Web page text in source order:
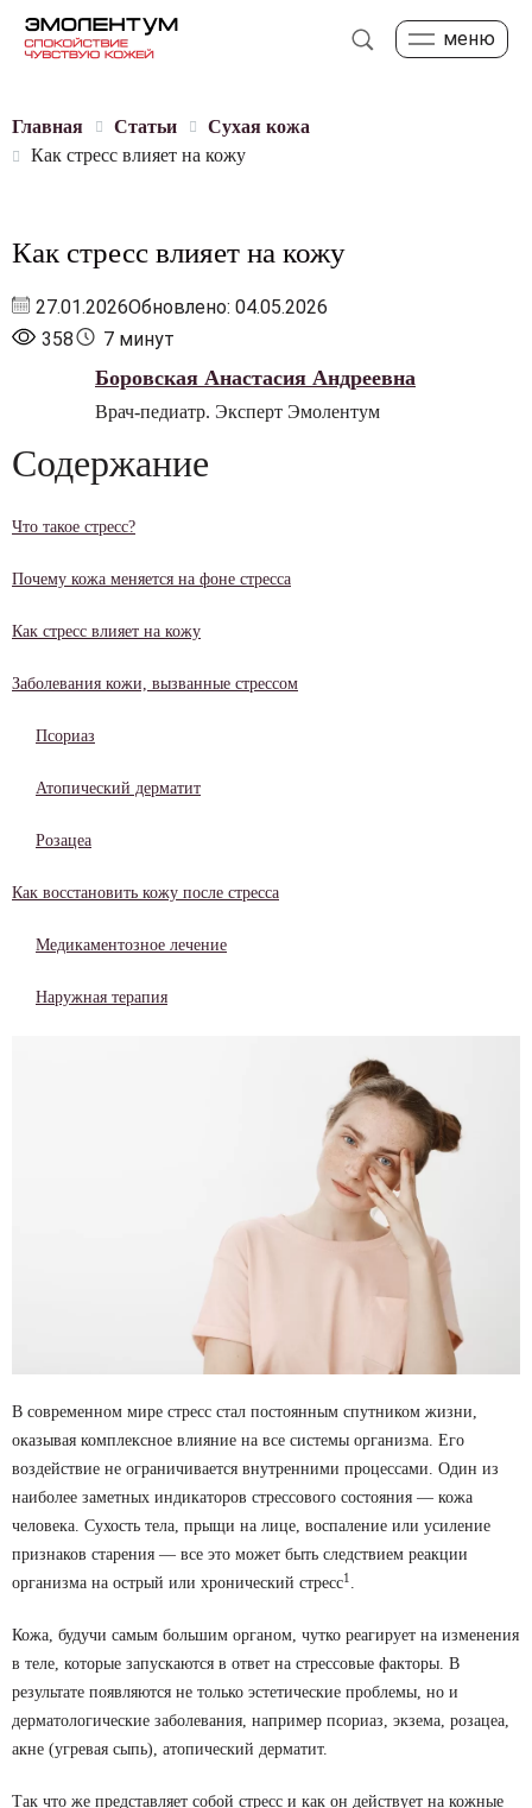
меню
Главная Статьи
Сухая кожа
Как стресс влияет на кожу
Как стресс влияет на кожу
27.01.2026Обновлено: 04.05.2026
358
7 минут
Боровская Анастасия Андреевна
Врач-педиатр. Эксперт Эмолентум
Содержание
Что такое стресс?
Почему кожа меняется на фоне стресса
Как стресс влияет на кожу
Заболевания кожи, вызванные стрессом
Псориаз
Атопический дерматит
Розацеа
Как восстановить кожу после стресса
Медикаментозное лечение
Наружная терапия
В современном мире стресс стал постоянным спутником жизни,
оказывая комплексное влияние на все системы организма. Его
воздействие не ограничивается внутренними процессами. Один из
наиболее заметных индикаторов стрессового состояния — кожа
человека. Сухость тела, прыщи на лице, воспаление или усиление
признаков старения — все это может быть следствием реакции
организма на острый или хронический стресс1 .
Кожа, будучи самым большим органом, чутко реагирует на изменения
в теле, которые запускаются в ответ на стрессовые факторы. В
результате появляются не только эстетические проблемы, но и
дерматологические заболевания, например псориаз, экзема, розацеа,
акне (угревая сыпь), атопический дерматит.
Так что же представляет собой стресс и как он действует на кожные